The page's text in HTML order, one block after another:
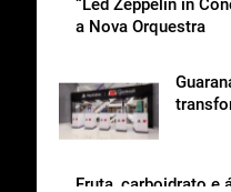
“Led Zeppelin in
a Nova Orquestra
Fruta, carboidrato e